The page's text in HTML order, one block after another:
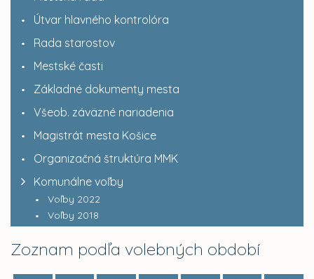
Útvar hlavného kontrolóra
Rada starostov
Mestské časti
Základné dokumenty mesta
Všeob. záväzné nariadenia
Magistrát mesta Košice
Organizačná štruktúra MMK
Komunálne voľby
Voľby 2022
Voľby 2018
Zoznam podľa volebných období